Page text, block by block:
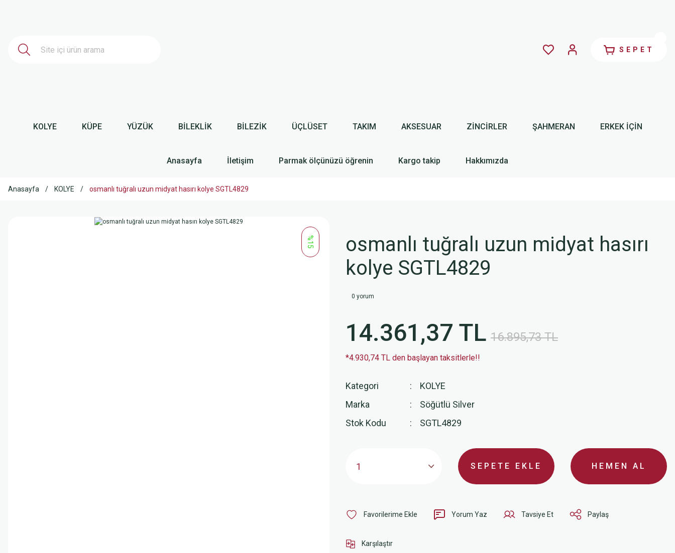
SEPET
KOLYE KÜPE YÜZÜK BİLEKLİK BİLEZİK ÜÇLÜSET TAKIM AKSESUAR ZİNCİRLER ŞAHMERAN ERKEK İÇİN
Anasayfa İletişim Parmak ölçünüzü öğrenin Kargo takip Hakkımızda
Anasayfa KOLYE osmanlı tuğralı uzun midyat hasırı kolye SGTL4829
%15
osmanlı tuğralı uzun midyat hasırı
kolye SGTL4829
0 yorum
14.361,37 TL 16.895,73 TL
*4.930,74 TL den başlayan taksitlerle!!
Kategori
KOLYE
Marka
Söğütlü Silver
Stok Kodu
SGTL4829
SEPETE EKLE HEMEN AL
Yorum Yaz Tavsiye Et Paylaş
Karşılaştır